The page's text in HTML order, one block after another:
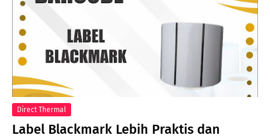
Direct Thermal
Label Blackmark Lebih Praktis dan